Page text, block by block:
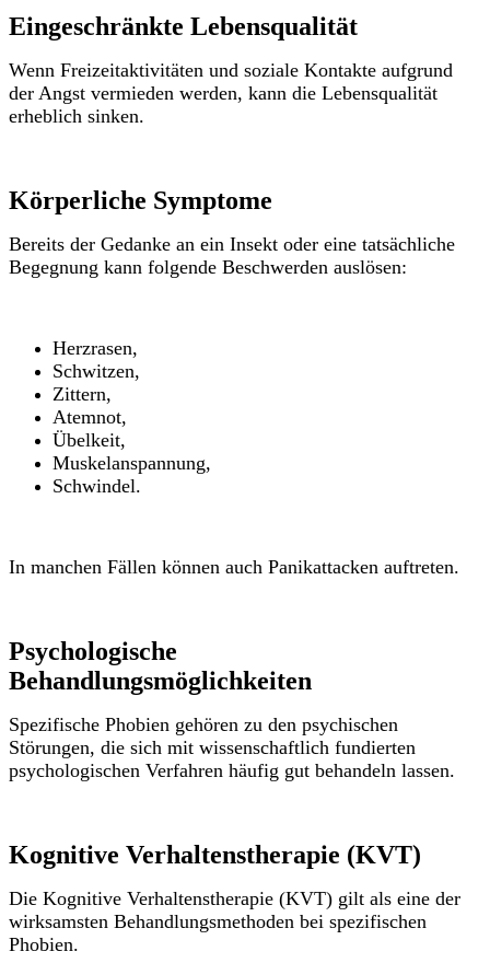
Eingeschränkte Lebensqualität
Wenn Freizeitaktivitäten und soziale Kontakte aufgrund
der Angst vermieden werden, kann die Lebensqualität
erheblich sinken.
Körperliche Symptome
Bereits der Gedanke an ein Insekt oder eine tatsächliche
Begegnung kann folgende Beschwerden auslösen:
Herzrasen,
Schwitzen,
Zittern,
Atemnot,
Übelkeit,
Muskelanspannung,
Schwindel.
In manchen Fällen können auch Panikattacken auftreten.
Psychologische
Behandlungsmöglichkeiten
Spezifische Phobien gehören zu den psychischen
Störungen, die sich mit wissenschaftlich fundierten
psychologischen Verfahren häufig gut behandeln lassen.
Kognitive Verhaltenstherapie (KVT)
Die Kognitive Verhaltenstherapie (KVT) gilt als eine der
wirksamsten Behandlungsmethoden bei spezifischen
Phobien.